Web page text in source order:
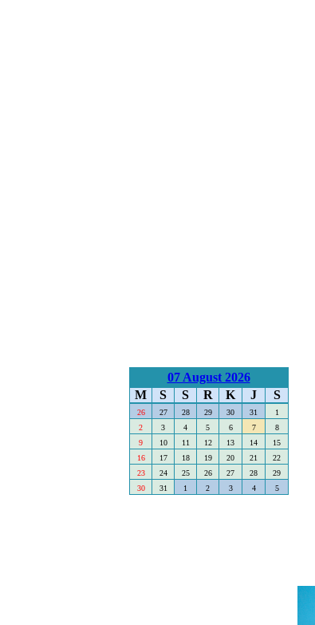
07 August 2026
M
S S R K J S
26 27 28 29 30 31
1
2
3 4 5 6 7
8
9
10 11 12 13 14
15
16
17 18 19 20 21
22
23
24 25 26 27 28
29
30
31 1 2 3 4 5